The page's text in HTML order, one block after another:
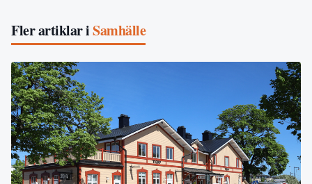
Fler artiklar iSamhälle